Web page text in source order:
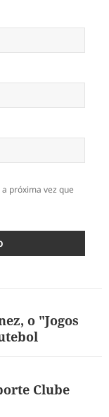
próxima vez que
o "Jogos
Clube